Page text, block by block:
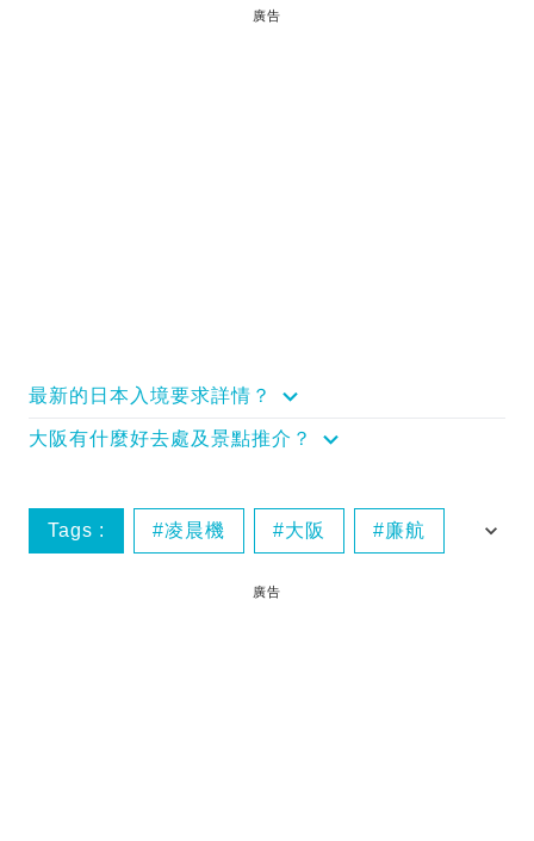
廣告
最新的日本入境要求詳情？
大阪有什麼好去處及景點推介？
Tags : 凌晨機 大阪 廉航
廣告